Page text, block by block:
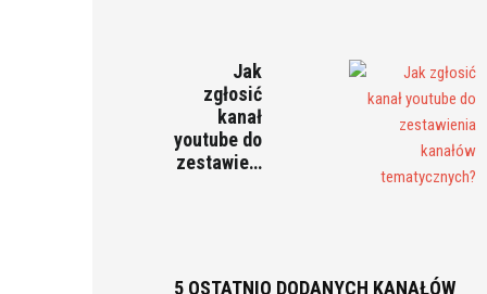
Jak
zgłosić
kanał
youtube do
zestawie…
5 OSTATNIO DODANYCH KANAŁÓW